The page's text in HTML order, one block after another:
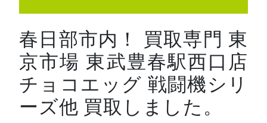
春日部市内！ 買取専門 東
京市場 東武豊春駅西口店
チョコエッグ 戦闘機シリ
ーズ他 買取しました。